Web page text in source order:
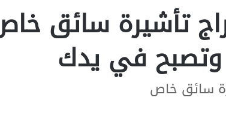
تأشيرة سائق
في يدك
سائق خاص